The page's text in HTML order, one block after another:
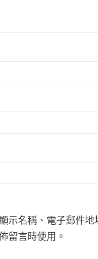
示名稱、電子郵件地
留言時使用。